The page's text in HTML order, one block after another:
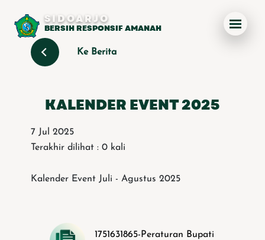
SIDOARJO
BERSIH RESPONSIF AMANAH
Ke Berita
KALENDER EVENT 2025
7 Jul 2025
Terakhir dilihat : 0 kali
Kalender Event Juli - Agustus 2025
1751631865-Peraturan Bupati